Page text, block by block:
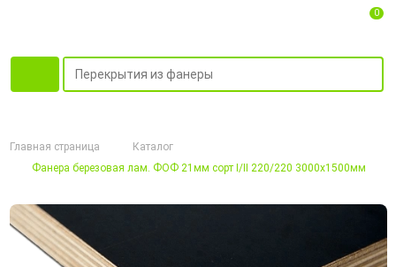
0
Главная страница
Каталог
Фанера березовая лам. ФОФ 21мм сорт I/II 220/220 3000х1500мм